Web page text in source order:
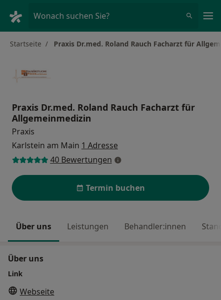
Wonach suchen Sie?
Startseite Praxis Dr.med. Roland Rauch Facharzt für
Praxis Dr.med. Roland Rauch Facharzt für
Allgemeinmedizin
Praxis
Karlstein am Main 1 Adresse
40 Bewertungen
Termin buchen
Über uns Leistungen Behandler:innen
Über uns
Link
Webseite